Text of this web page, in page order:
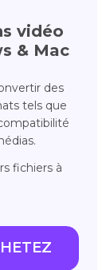
vidéo
& Mac
des
tels que
fichiers à